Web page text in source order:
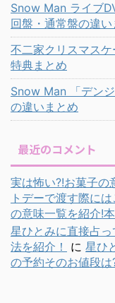
Snow Man ライブ
回盤・通常盤の違い
不二家クリスマス
特典まとめ
Snow Man 「デン
の違いまとめ
最近のコメント
実は怖い?!お菓子の
トデーで渡す際には
の意味一覧を紹介!
星ひとみに直接占
法を紹介！
に 星ひ
の予約そのお値段